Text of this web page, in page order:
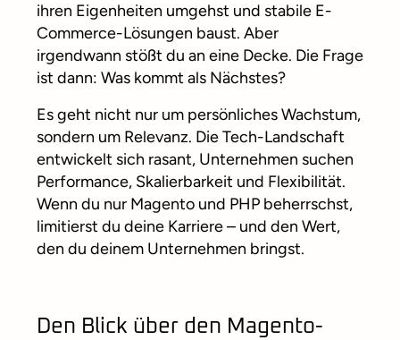
ihren Eigenheiten umgehst und stabile E-
Commerce-Lösungen baust. Aber
irgendwann stößt du an eine Decke. Die Frage
ist dann: Was kommt als Nächstes?
Es geht nicht nur um persönliches Wachstum,
sondern um Relevanz. Die Tech-Landschaft
entwickelt sich rasant, Unternehmen suchen
Performance, Skalierbarkeit und Flexibilität.
Wenn du nur Magento und PHP beherrschst,
limitierst du deine Karriere – und den Wert,
den du deinem Unternehmen bringst.
Den Blick über den Magento-